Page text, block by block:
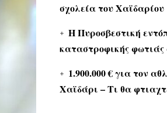
σχολεία του Χαϊδαρίου
Η Πυροσβεστική
καταστροφικής φωτιάς
1.900.000 € για τον
Χαϊδάρι – Τι θα